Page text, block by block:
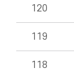
120
119
118